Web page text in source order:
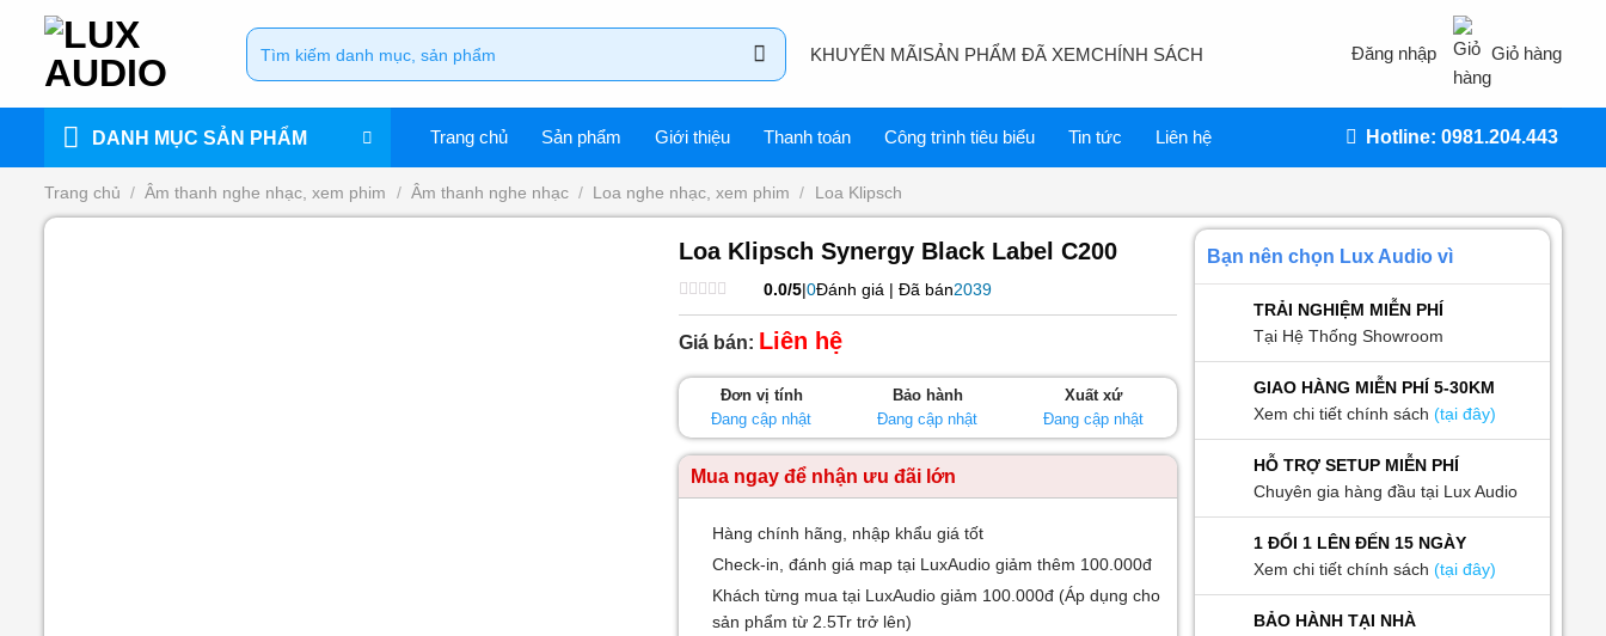
dung
Tìm
kiếm:
KHUYẾN MÃISẢN PHẨM ĐÃ XEMCHÍNH SÁCH Đăng nhập Giỏ hàng
DANH MỤC SẢN PHẨM Trang chủ Sản phẩm Giới thiệu Thanh toán Công trình tiêu biểu Tin tức Liên hệ Hotline: 0981.204.443
Trang chủ / Âm thanh nghe nhạc, xem phim / Âm thanh nghe nhạc / Loa nghe nhạc, xem phim / Loa Klipsch
Loa Klipsch Synergy Black Label C200
Được
xếp
hạng
5
0.0/5|0Đánh giá | Đã bán2039
Giá bán: Liên hệ
Đơn vị tính
Đang cập nhật
Bảo hành
Đang cập nhật
Xuất xứ
Đang cập nhật
Mua ngay để nhận ưu đãi lớn
Hàng chính hãng, nhập khẩu giá tốt
Check-in, đánh giá map tại LuxAudio giảm thêm 100.000đ
Khách từng mua tại LuxAudio giảm 100.000đ (Áp dụng cho
sản phẩm từ 2.5Tr trở lên)
Bạn nên chọn Lux Audio vì
TRẢI NGHIỆM MIỄN PHÍ
Tại Hệ Thống Showroom
GIAO HÀNG MIỄN PHÍ 5-30KM
Xem chi tiết chính sách (tại đây)
HỖ TRỢ SETUP MIỄN PHÍ
Chuyên gia hàng đầu tại Lux Audio
1 ĐỔI 1 LÊN ĐẾN 15 NGÀY
Xem chi tiết chính sách (tại đây)
BẢO HÀNH TẠI NHÀ